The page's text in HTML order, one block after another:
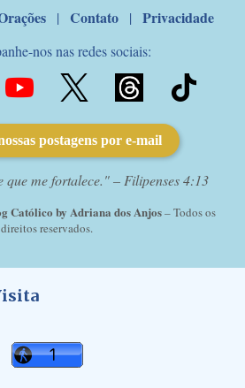
| Contato | Privacidade
nos nas redes sociais:
postagens por e-mail
que me fortalece." – Filipenses 4:13
Católico by Adriana dos Anjos– Todos os
direitos reservados.